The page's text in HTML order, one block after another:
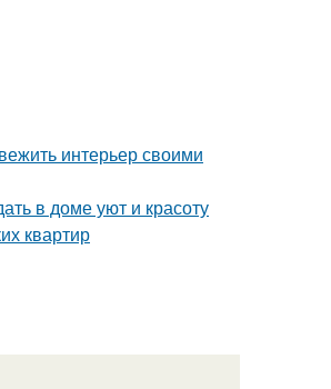
интерьер своими
в доме уют и красоту
квартир